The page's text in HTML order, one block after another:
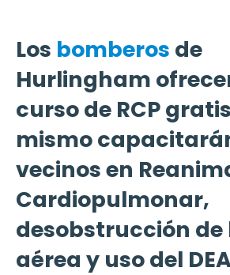
Los bomberos de
Hurlingham
curso de RCP
mismo
vecinos en
Cardiopulmonar,
desobstrucción de
aérea y uso del